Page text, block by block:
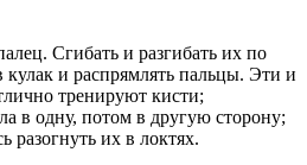
Сгибать и разгибать их по
кулак и распрямлять пальцы. Эти и
тренируют кисти;
в одну, потом в другую сторону;
разогнуть их в локтях.